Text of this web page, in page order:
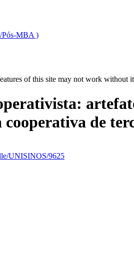
Pós-MBA )
of this site may not work without
cooperativa de
UNISINOS/9625